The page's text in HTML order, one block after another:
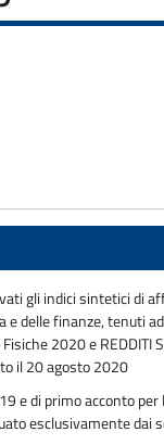
gli indici sintetici di
delle finanze,
2020 e
il 20 agosto 2020
di primo acconto
esclusivamente dai